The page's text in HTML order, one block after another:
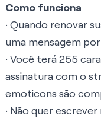
Como funciona
• Quando renovar
uma mensagem
• Você terá 255
assinatura com o
emoticons são
• Não quer